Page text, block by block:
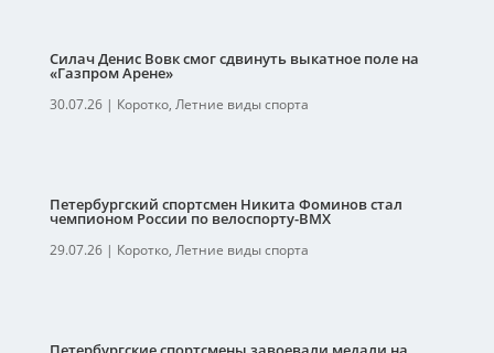
Силач Денис Вовк смог сдвинуть выкатное поле на
«Газпром Арене»
30.07.26| Коротко, Летние виды спорта
Петербургский спортсмен Никита Фоминов стал
чемпионом России по велоспорту-ВМХ
29.07.26| Коротко, Летние виды спорта